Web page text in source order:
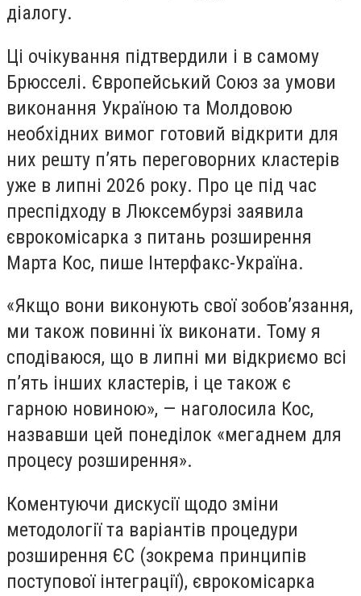
діалогу.
Ці очікування підтвердили і в самому
Брюсселі. Європейський Союз за умови
виконання Україною та Молдовою
необхідних вимог готовий відкрити для
них решту п’ять переговорних кластерів
уже в липні 2026 року. Про це під час
преспідходу в Люксембурзі заявила
єврокомісарка з питань розширення
Марта Кос, пише Інтерфакс-Україна.
«Якщо вони виконують свої зобов’язання,
ми також повинні їх виконати. Тому я
сподіваюся, що в липні ми відкриємо всі
п’ять інших кластерів, і це також є
гарною новиною», — наголосила Кос,
назвавши цей понеділок «мегаднем для
процесу розширення».
Коментуючи дискусії щодо зміни
методології та варіантів процедури
розширення ЄС (зокрема принципів
поступової інтеграції), єврокомісарка